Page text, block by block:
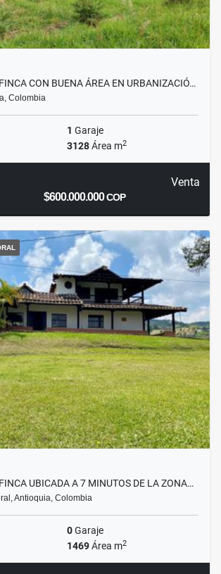
CON BUENA ÁREA EN URBANIZACIÓ…
Colombia
1 Garaje
3128Área m2
Venta
$600.000.000COP
UBICADA A 7 MINUTOS DE LA ZONA…
Antioquia, Colombia
0Garaje
1469Área m2